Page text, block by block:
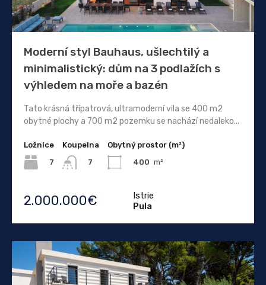
Moderní styl Bauhaus, ušlechtilý a
minimalistický: dům na 3 podlažích s
výhledem na moře a bazén
Tato krásná třípatrová, ultramoderní vila se 400 m2
obytné plochy a 700 m2 pozemku se nachází nedaleko...
Ložnice
7
Koupelna
7
Obytný prostor (m²)
400 m²
2.000.000€
Istrie
Pula